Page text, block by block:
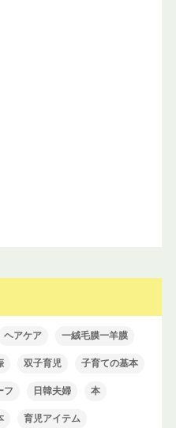
ヘアケア 一絨毛膜一羊膜
双子育児 子育ての基本
フ 日韓夫婦 本
育児アイテム